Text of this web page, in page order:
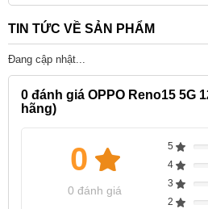
TIN TỨC VỀ SẢN PHẨM
Đang cập nhật...
0 đánh giá OPPO Reno15 5G
hãng)
0
0 đánh giá
5
4
3
2